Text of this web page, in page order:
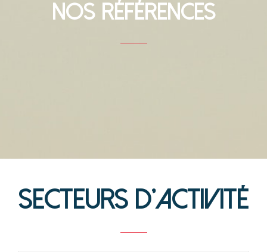
Nos Références
Secteurs d'activité